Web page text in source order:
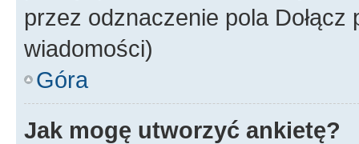
przez odznaczenie pola
wiadomości)
Góra
Jak mogę utworzyć ankietę?